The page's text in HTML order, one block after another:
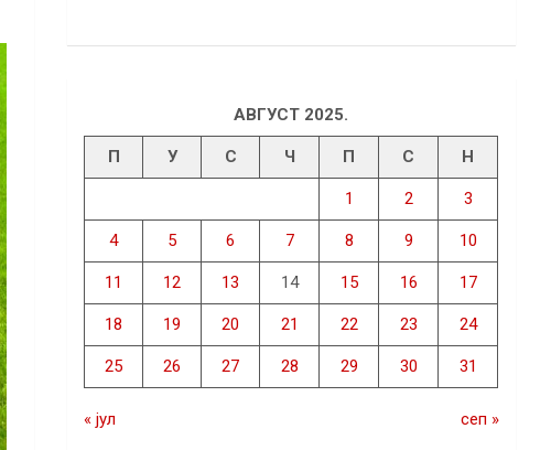
АВГУСТ 2025.
П У С Ч П С Н
1 2 3
4 5 6 7 8 9 10
11 12 13 14 15 16 17
18 19 20 21 22 23 24
25 26 27 28 29 30 31
« јул сеп »